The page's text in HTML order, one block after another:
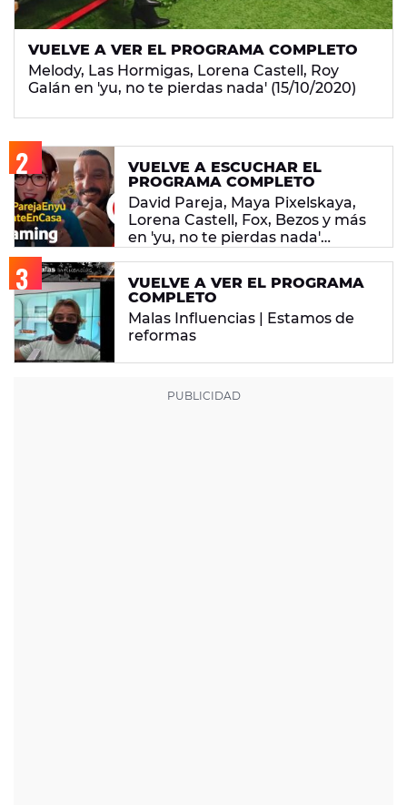
VUELVE A VER EL PROGRAMA COMPLETO
Melody, Las Hormigas, Lorena Castell, Roy
Galán en 'yu, no te pierdas nada' (15/10/2020)
VUELVE A ESCUCHAR EL
PROGRAMA COMPLETO
David Pareja, Maya Pixelskaya,
Lorena Castell, Fox, Bezos y más
en 'yu, no te pierdas nada'
VUELVE A VER EL PROGRAMA
COMPLETO
Malas Influencias | Estamos de
reformas